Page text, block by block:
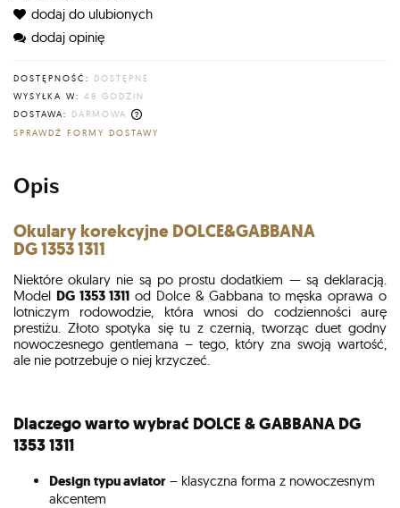
dodaj do ulubionych
dodaj opinię
DOSTĘPNOŚĆ:
DOSTĘPNE
WYSYŁKA W: 48 GODZIN
DOSTAWA:
DARMOWA
CENA NIE ZAWIERA EWENTUALNYCH KOSZTÓW PŁATNOŚCI
SPRAWDŹ FORMY DOSTAWY
Opis
Okulary korekcyjne DOLCE&GABBANA
DG 1353 1311
Niektóre okulary nie są po prostu dodatkiem — są deklaracją.
Model DG 1353 1311 od Dolce & Gabbana to męska oprawa o
lotniczym rodowodzie, która wnosi do codzienności aurę
prestiżu. Złoto spotyka się tu z czernią, tworząc duet godny
nowoczesnego gentlemana – tego, który zna swoją wartość,
ale nie potrzebuje o niej krzyczeć.
Dlaczego warto wybrać DOLCE & GABBANA DG
1353 1311
Design typu aviator – klasyczna forma z nowoczesnym
akcentem